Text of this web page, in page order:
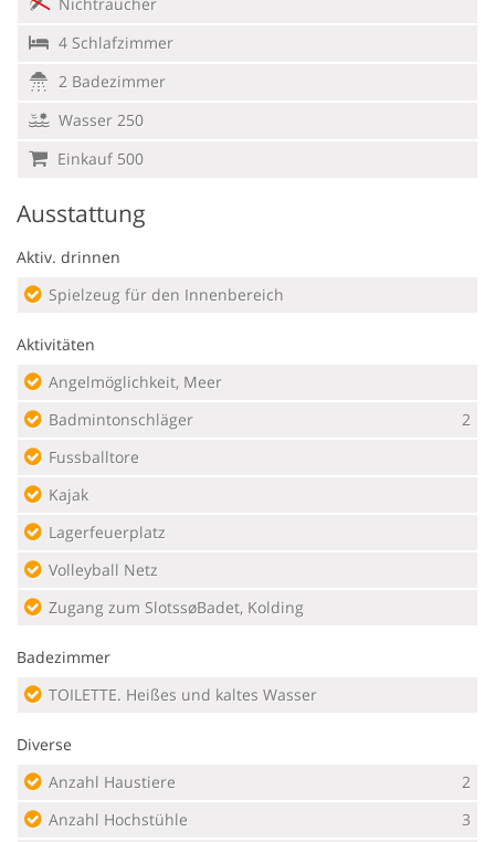
4 Schlafzimmer
2 Badezimmer
Wasser 250
Einkauf 500
Ausstattung
Aktiv. drinnen
Spielzeug für den Innenbereich
Aktivitäten
Angelmöglichkeit, Meer
Badmintonschläger
2
Fussballtore
Kajak
Lagerfeuerplatz
Volleyball Netz
Zugang zum SlotssøBadet, Kolding
Badezimmer
TOILETTE. Heißes und kaltes Wasser
Diverse
Anzahl Haustiere
2
Anzahl Hochstühle
3